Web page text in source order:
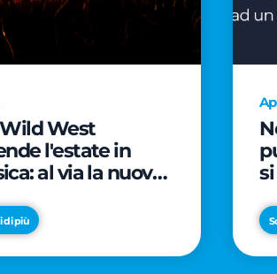
West
l'estate in
al via la nuova
con Radio
e Live Nation
di più